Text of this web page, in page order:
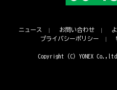
ニュース お問い合わせ
プライバシーポリシー
Copyright (C) YONEX